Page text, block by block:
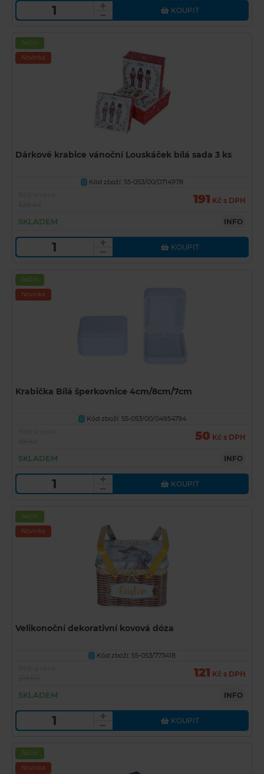
KOUPIT
Akční
Novinka
Dárkové krabice vánoční Louskáček bílá sada 3 ks
U
Kód zboží: 55-053/00/0714978
191 Kč s DPH
SKLADEM INFO
KOUPIT
Akční
Novinka
Krabička Bílá šperkovnice 4cm/8cm/7cm
U Kód zboží: 55-053/00/04954794
50 Kč s DPH
SKLADEM INFO
KOUPIT
Akční
Novinka
Velikonoční dekorativní kovová dóza
U
Kód zboží: 55-053/773418
121 Kč s DPH
SKLADEM INFO
KOUPIT
Akční
Novinka